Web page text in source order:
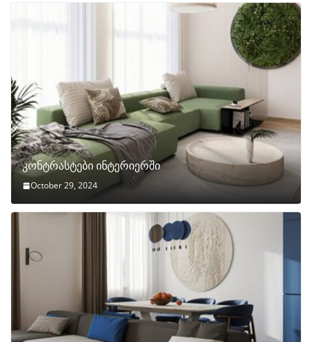
კონტრასტები ინტერიერში
October 29, 2024